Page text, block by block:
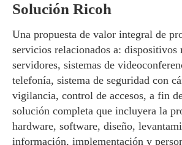
Solución Ricoh
Una propuesta de valor integral de
servicios relacionados a: dispositivos
servidores, sistemas de
telefonía, sistema de seguridad con
vigilancia, control de accesos, a fin
solución completa que incluyera la
hardware, software, diseño,
información, implementación y